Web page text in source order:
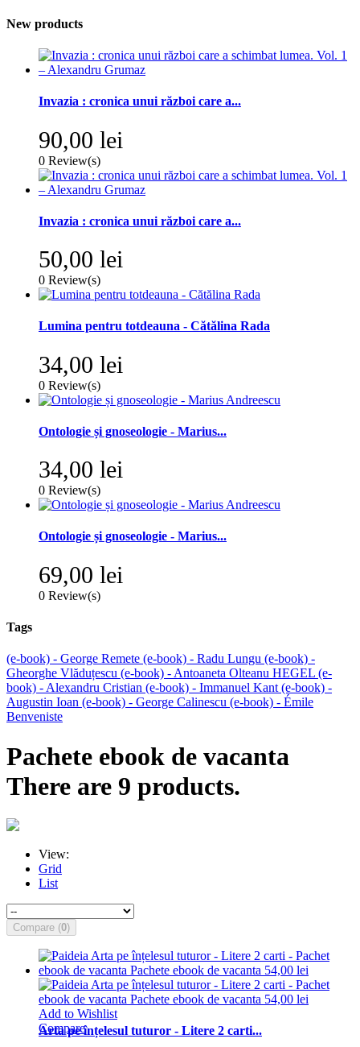
New products
Invazia : cronica unui război care a...
90,00 lei
0 Review(s)
Invazia : cronica unui război care a...
50,00 lei
0 Review(s)
Lumina pentru totdeauna - Cătălina Rada
34,00 lei
0 Review(s)
Ontologie și gnoseologie - Marius...
34,00 lei
0 Review(s)
Ontologie și gnoseologie - Marius...
69,00 lei
0 Review(s)
Tags
(e-book) - George Remete (e-book) - Radu Lungu (e-book) -
Gheorghe Vlăduțescu (e-book) - Antoaneta Olteanu HEGEL (e-
book) - Alexandru Cristian (e-book) - Immanuel Kant (e-book) -
Augustin Ioan (e-book) - George Calinescu (e-book) - Émile
Benveniste
Pachete ebook de vacanta
There are 9 products.
View:
Grid
List
Compare (0)
Add to Wishlist
Compare
Arta pe înțelesul tuturor - Litere 2 carti...